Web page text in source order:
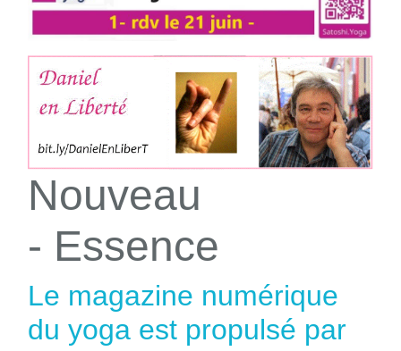
Nouveau
- Essence
Le magazine numérique
du yoga est propulsé par